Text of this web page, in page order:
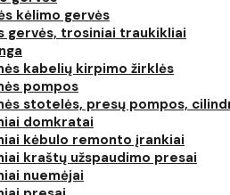
kėlimo gervės
gervės, trosiniai traukikliai
kabelių kirpimo žirklės
pompos
stotelės, presų pompos,
domkratai
kėbulo remonto įrankiai
kraštų užspaudimo presai
nuemėjai